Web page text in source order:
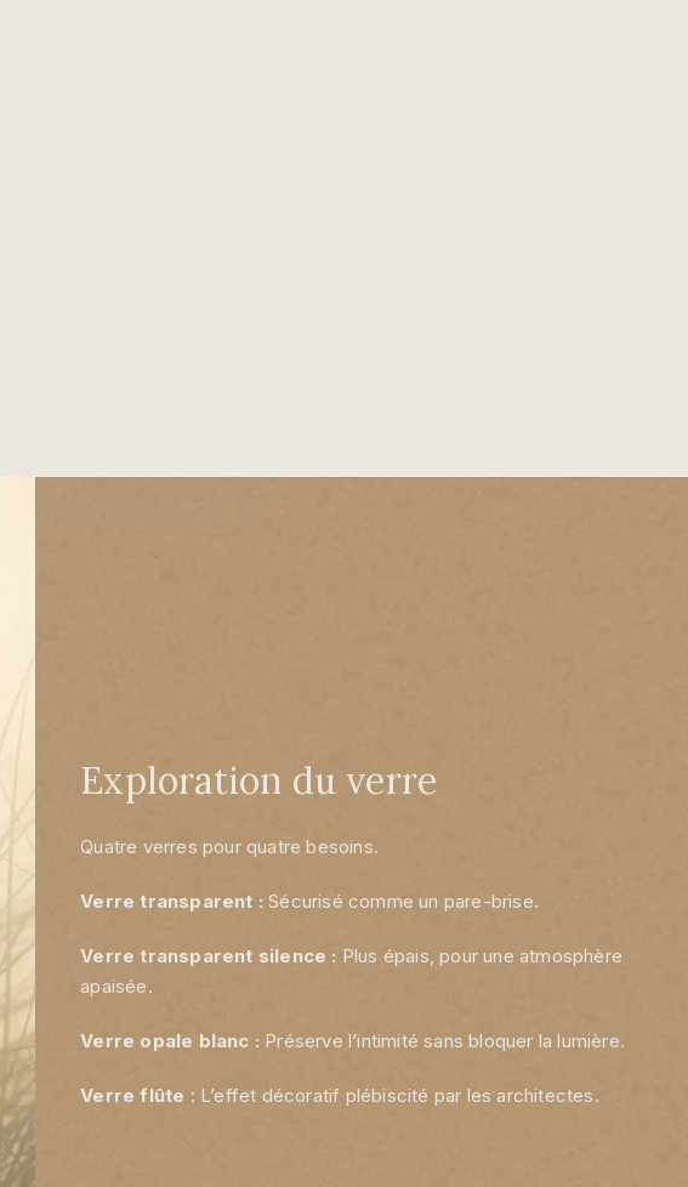
Exploration du verre
Quatre verres pour quatre besoins.
Verre transparent :Sécurisé comme un pare-brise.
Verre transparent silence : Plus épais, pour une atmosphère
apaisée.
Verre opale blanc : Préserve l’intimité sans bloquer la lumière.
Verre flûte : L’effet décoratif plébiscité par les architectes.